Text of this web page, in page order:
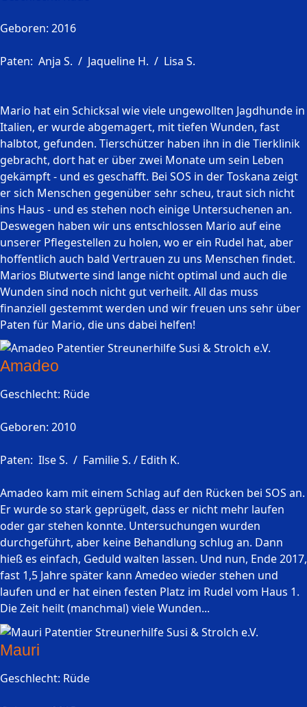
Geboren: 2016
Paten: Anja S. / Jaqueline H. / Lisa S.
Mario hat ein Schicksal wie viele ungewollten Jagdhunde in
Italien, er wurde abgemagert, mit tiefen Wunden, fast
halbtot, gefunden. Tierschützer haben ihn in die Tierklinik
gebracht, dort hat er über zwei Monate um sein Leben
gekämpft - und es geschafft. Bei SOS in der Toskana zeigt
er sich Menschen gegenüber sehr scheu, traut sich nicht
ins Haus - und es stehen noch einige Untersuchenen an.
Deswegen haben wir uns entschlossen Mario auf eine
unserer Pflegestellen zu holen, wo er ein Rudel hat, aber
hoffentlich auch bald Vertrauen zu uns Menschen findet.
Marios Blutwerte sind lange nicht optimal und auch die
Wunden sind noch nicht gut verheilt. All das muss
finanziell gestemmt werden und wir freuen uns sehr über
Paten für Mario, die uns dabei helfen!
Amadeo
Geschlecht: Rüde
Geboren: 2010
Paten: Ilse S. / Familie S. / Edith K.
Amadeo kam mit einem Schlag auf den Rücken bei SOS an.
Er wurde so stark geprügelt, dass er nicht mehr laufen
oder gar stehen konnte. Untersuchungen wurden
durchgeführt, aber keine Behandlung schlug an. Dann
hieß es einfach, Geduld walten lassen. Und nun, Ende 2017,
fast 1,5 Jahre später kann Amedeo wieder stehen und
laufen und er hat einen festen Platz im Rudel vom Haus 1.
Die Zeit heilt (manchmal) viele Wunden...
Mauri
Geschlecht: Rüde